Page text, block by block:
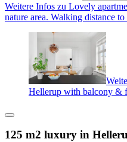
Weitere Infos zu Lovely
nature area. Walking distance to
Hellerup with balcony &
125 m2 luxury in